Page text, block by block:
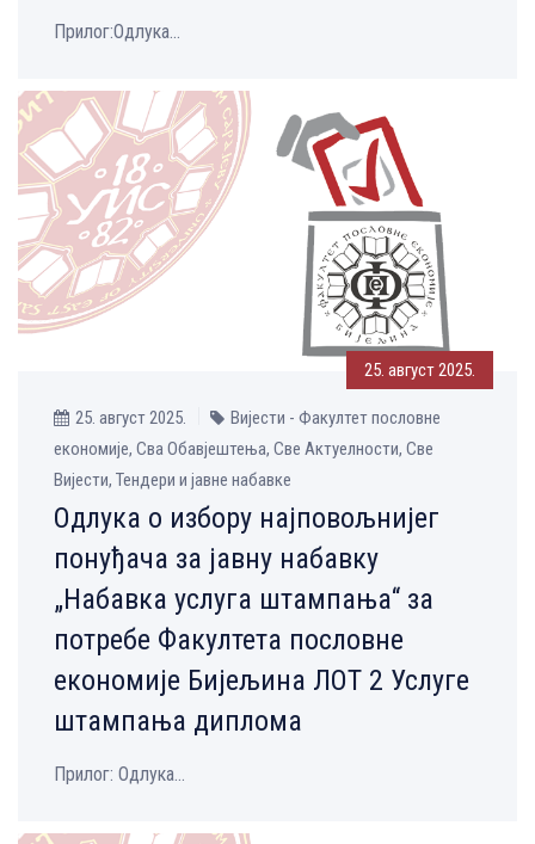
Прилог:Одлука...
25. август 2025.
25. август 2025.
Вијести - Факултет пословне
економије, Сва Обавјештења, Све Aктуелности, Све
Вијести, Тендери и јавне набавке
Одлука о избору најповољнијег
понуђача за јавну набавку
„Набавка услуга штампања“ за
потребе Факултета пословне
економије Бијељина ЛОТ 2 Услуге
штампања диплома
Прилог: Одлука...